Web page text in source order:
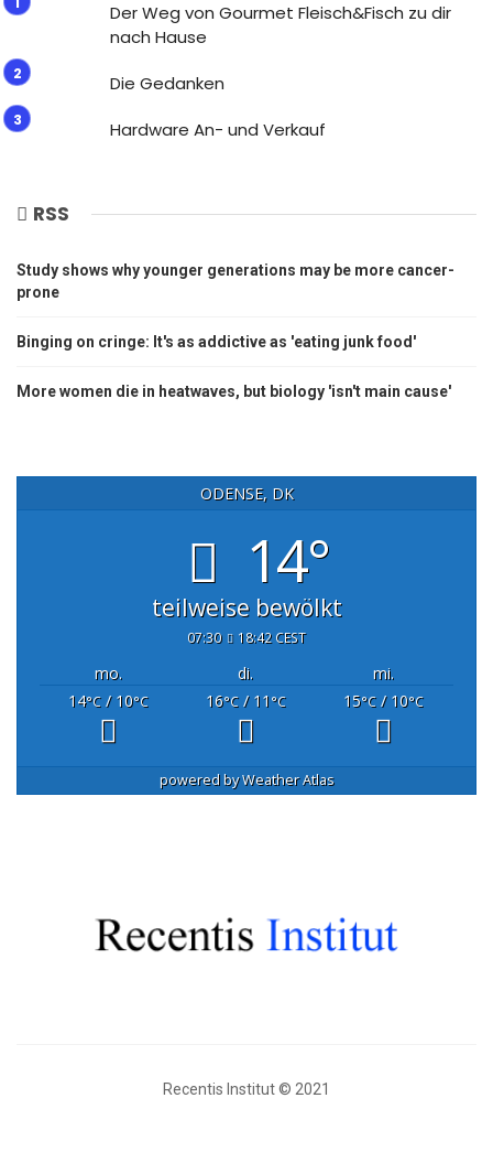
Der Weg von Gourmet Fleisch&Fisch zu dir
nach Hause
Die Gedanken
Hardware An- und Verkauf
RSS
Study shows why younger generations may be more cancer-
prone
Binging on cringe: It's as addictive as 'eating junk food'
More women die in heatwaves, but biology 'isn't main cause'
ODENSE, DK
14°
teilweise bewölkt
07:30 18:42 CEST
mo. di.
mi.
14°C/ 10°C 16°C/ 11°C 15°C / 10°C
powered byWeather Atlas
Recentis Institut © 2021